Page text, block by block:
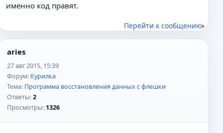
именно код правят.
Перейти к сообщению
aries
27 авг 2015, 15:39
Форум: Курилка
Тема: Программа восстановления данных с флешки
Ответы:2
Просмотры: 1326